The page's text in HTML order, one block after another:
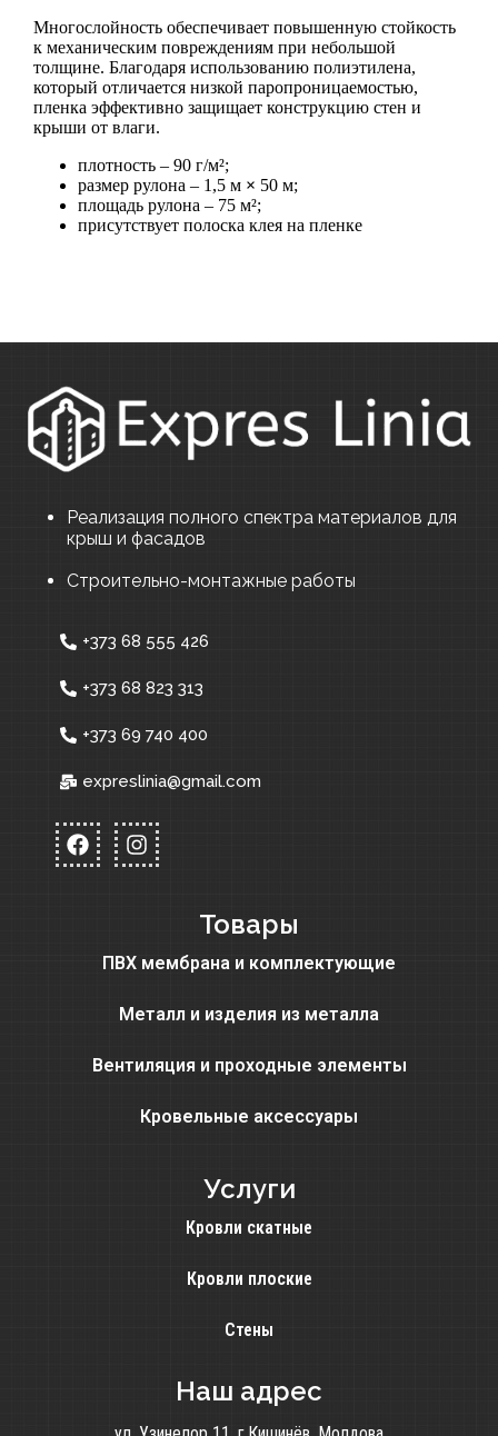
Многослойность обеспечивает повышенную стойкость
к механическим повреждениям при небольшой
толщине. Благодаря использованию полиэтилена,
который отличается низкой паропроницаемостью,
пленка эффективно защищает конструкцию стен и
крыши от влаги.
плотность – 90 г/м²;
размер рулона – 1,5 м × 50 м;
площадь рулона – 75 м²;
присутствует полоска клея на пленке
Реализация полного спектра материалов для
крыш и фасадов
Строительно-монтажные работы
+373 68 555 426
+373 68 823 313
+373 69 740 400
expreslinia@gmail.com
Товары
ПВХ мембрана и комплектующие
Металл и изделия из металла
Вентиляция и проходные элементы
Кровельные аксессуары
Услуги
Кровли скатные
Кровли плоские
Стены
Наш адрес